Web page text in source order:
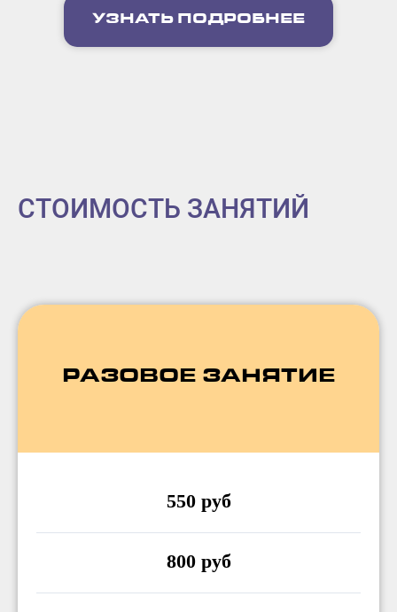
УЗНАТЬ ПОДРОБНЕЕ
СТОИМОСТЬ ЗАНЯТИЙ
РАЗОВОЕ ЗАНЯТИЕ
550 руб
800 руб